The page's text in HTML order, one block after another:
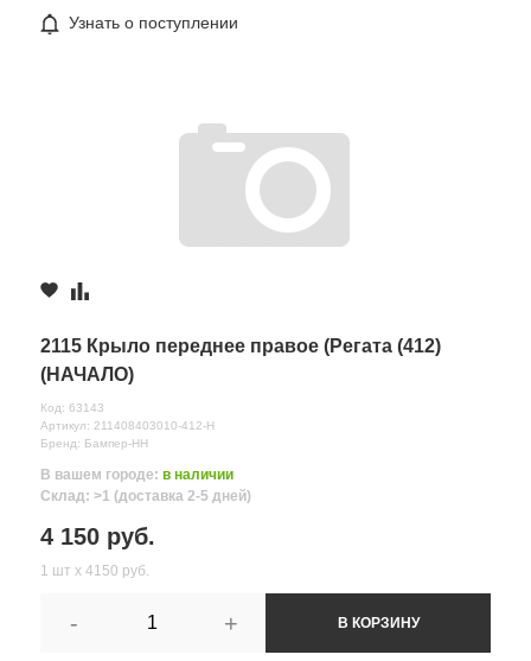
Узнать о поступлении
2115 Крыло переднее правое (Регата (412)
(НАЧАЛО)
Код: 63143
Артикул: 211408403010-412-Н
Бренд: Бампер-НН
В вашем городе: в наличии
Склад: >1 (доставка 2-5 дней)
4 150 руб.
1 шт х 4150 руб.
- + В КОРЗИНУ